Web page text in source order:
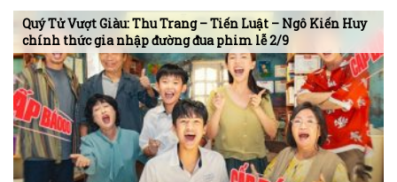
Quý Tử Vượt Giàu: Thu Trang – Tiến Luật – Ngô Kiến Huy
chính thức gia nhập đường đua phim lễ 2/9